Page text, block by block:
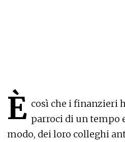
È così che i finanzieri
parroci di un tempo
modo, dei loro colleghi